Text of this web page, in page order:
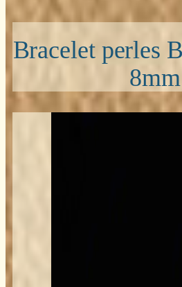
Bracelet perles
8mm